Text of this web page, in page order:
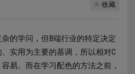
收藏
的学问，但B端行业的特定决定
实用为主要的基调，所以相对C
易。而在学习配色的方法之前，